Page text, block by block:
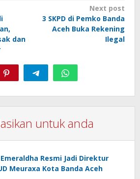
dan
Next post
3 SKPD di Pemko Banda
Aceh Buka Rekening
Ilegal
untuk anda
Resmi Jadi Direktur
Meuraxa Kota Banda Aceh